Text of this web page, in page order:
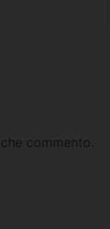
commento.